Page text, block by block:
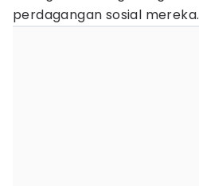
perdagangan sosial mereka.